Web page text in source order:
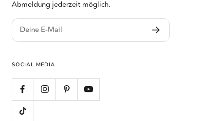
Abmeldung jederzeit möglich.
Deine E-Mail
SOCIAL MEDIA